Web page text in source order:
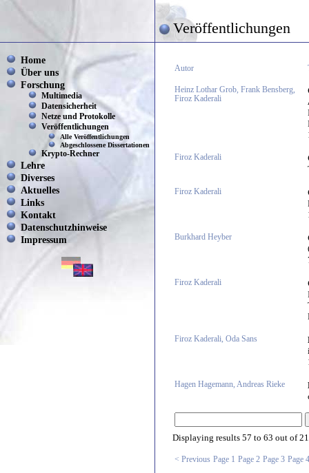
Veröffentlichungen
Home
Über uns
Forschung
Multimedia
Datensicherheit
Netze und Protokolle
Veröffentlichungen
Alle Veröffentlichungen
Abgeschlossene Dissertationen
Krypto-Rechner
Lehre
Diverses
Aktuelles
Links
Kontakt
Datenschutzhinweise
Impressum
Autor
Heinz Lothar Grob, Frank Bensberg,
Firoz Kaderali
Firoz Kaderali
Firoz Kaderali
Burkhard Heyber
Firoz Kaderali
Firoz Kaderali, Oda Sans
Hagen Hagemann, Andreas Rieke
Displaying results 57 to 63 out of
< Previous Page 1 Page 2 Page 3 Page 4